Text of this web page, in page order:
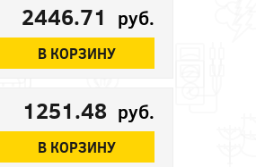
2446.71 руб.
В КОРЗИНУ
1251.48 руб.
В КОРЗИНУ